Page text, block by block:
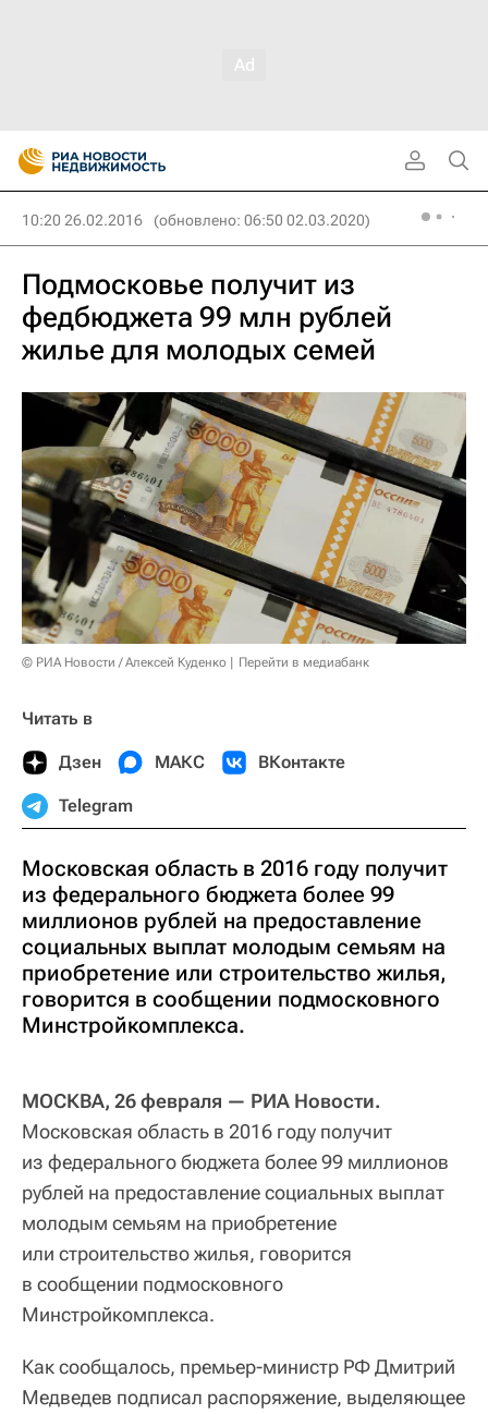
10:20 26.02.2016 (обновлено: 06:50 02.03.2020)
Подмосковье получит из
федбюджета 99 млн рублей
жилье для молодых семей
© РИА Новости / Алексей Куденко Перейти в медиабанк
Читать в
Дзен МАКС ВКонтакте
Telegram
Московская область в 2016 году получит
из федерального бюджета более 99
миллионов рублей на предоставление
социальных выплат молодым семьям на
приобретение или строительство жилья,
говорится в сообщении подмосковного
Минстройкомплекса.
МОСКВА, 26 февраля — РИА Новости.
Московская область в 2016 году получит
из федерального бюджета более 99 миллионов
рублей на предоставление социальных выплат
молодым семьям на приобретение
или строительство жилья, говорится
в сообщении подмосковного
Минстройкомплекса.
Как сообщалось, премьер-министр РФ Дмитрий
Медведев подписал распоряжение, выделяющее